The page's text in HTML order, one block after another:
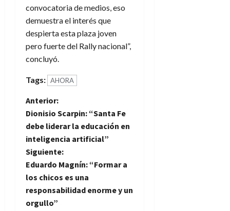
convocatoria de medios, eso
demuestra el interés que
despierta esta plaza joven
pero fuerte del Rally nacional”,
concluyó.
Tags: AHORA
N
a
v
e
g
Anterior:
Dionisio Scarpin: “Santa Fe
debe liderar la educación en
inteligencia artificial”
Siguiente:
Eduardo Magnín: “Formar a
los chicos es una
responsabilidad enorme y un
orgullo”